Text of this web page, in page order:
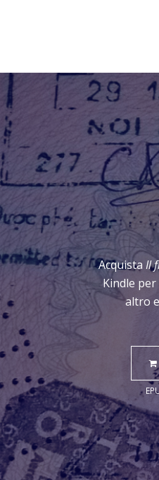
Acquista Il
Kindle
altro